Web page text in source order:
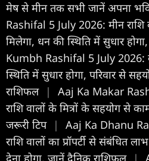
मेष से मीन तक सभी जानें अपना
Rashifal 5 July 2026: मीन राशि
मिलेगा, धन की स्थिति में सुधार
Kumbh Rashifal 5 July 2026:
स्थिति में सुधार होगा, परिवार से
राशिफल |
Aaj Ka Makar
राशि वालों के मित्रों के सहयोग से
जरूरी टिप |
Aaj Ka Dhanu
राशि वालों का प्रॉपर्टी से संबंधित
देना होगा, जानें दैनिक राशिफल |